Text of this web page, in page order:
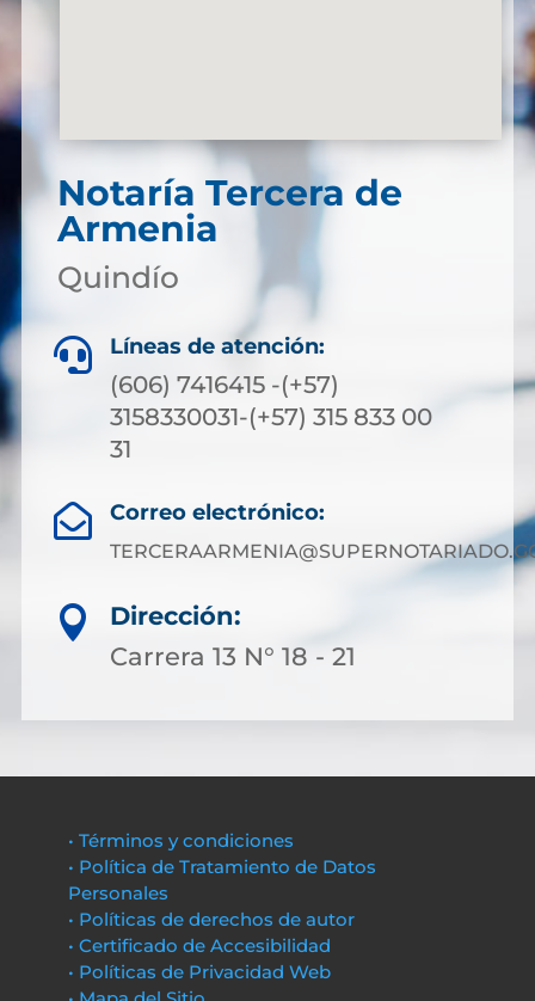
Notaría Tercera de
Armenia
Quindío
 Líneas de atención:
(606) 7416415 -(+57)
3158330031-(+57) 315 833 00
31
 Correo electrónico:

Dirección:
Carrera 13 N° 18 - 21
• Términos y condiciones
• Política de Tratamiento de Datos
Personales
• Políticas de derechos de autor
• Certificado de Accesibilidad
• Políticas de Privacidad Web